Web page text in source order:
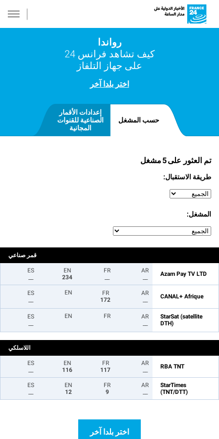
رواندا
كيف تشاهد فرانس 24
على جهاز التلفاز
اختر بلدا آخر
حسب المشغل
إعدادات الأقمار
الصناعية للقنوات
المجانية
مشغل 5تم العثور على
طريقة الاستقبال:
المشغل:
قمر صناعي
Azam Pay TV LTD
AR
FR
EN
234
ES
CANAL+ Afrique
AR
FR
172
EN
ES
StarSat (satellite
DTH)
AR
FR
EN
ES
اللاسلكي
RBA TNT
AR
FR
117
EN
116
ES
StarTimes
(TNT/DTT)
AR
FR
9
EN
12
ES
اختر بلدا آخر